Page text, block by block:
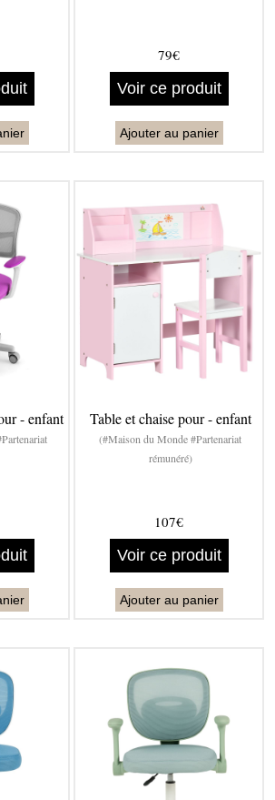
79€
Voir ce produit
Ajouter au panier
- enfant Table et chaise pour - enfant
(#Maison du Monde #Partenariat
rémunéré)
107€
Voir ce produit
Ajouter au panier